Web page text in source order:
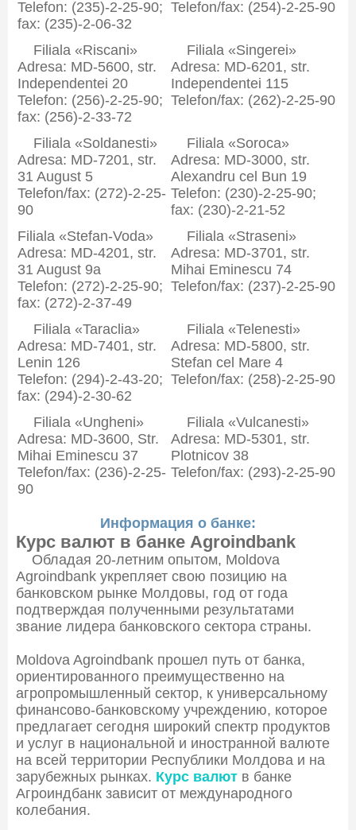
Telefon: (235)-2-25-90;
fax: (235)-2-06-32
Telefon/fax: (254)-2-25-90
Filiala «Riscani»
Adresa: MD-5600, str.
Independentei 20
Telefon: (256)-2-25-90;
fax: (256)-2-33-72
Filiala «Singerei»
Adresa: MD-6201, str.
Independentei 115
Telefon/fax: (262)-2-25-90
Filiala «Soldanesti»
Adresa: MD-7201, str.
31 August 5
Telefon/fax: (272)-2-25-
90
Filiala «Soroca»
Adresa: MD-3000, str.
Alexandru cel Bun 19
Telefon: (230)-2-25-90;
fax: (230)-2-21-52
Filiala «Stefan-Voda»
Adresa: MD-4201, str.
31 August 9a
Telefon: (272)-2-25-90;
fax: (272)-2-37-49
Filiala «Straseni»
Adresa: MD-3701, str.
Mihai Eminescu 74
Telefon/fax: (237)-2-25-90
Filiala «Taraclia»
Adresa: MD-7401, str.
Lenin 126
Telefon: (294)-2-43-20;
fax: (294)-2-30-62
Filiala «Telenesti»
Adresa: MD-5800, str.
Stefan cel Mare 4
Telefon/fax: (258)-2-25-90
Filiala «Ungheni»
Adresa: MD-3600, Str.
Mihai Eminescu 37
Telefon/fax: (236)-2-25-
90
Filiala «Vulcanesti»
Adresa: MD-5301, str.
Plotnicov 38
Telefon/fax: (293)-2-25-90
Информация о банке:
Курс валют в банке Agroindbank
Обладая 20-летним опытом, Moldova
Agroindbank укрепляет свою позицию на
банковском рынке Молдовы, год от года
подтверждая полученными результатами
звание лидера банковского сектора страны.
Moldova Agroindbank прошел путь от банка,
ориентированного преимущественно на
агропромышленный сектор, к универсальному
финансово-банковскому учреждению, которое
предлагает сегодня широкий спектр продуктов
и услуг в национальной и иностранной валюте
на всей территории Республики Молдова и на
зарубежных рынках. Курс валют в банке
Агроиндбанк зависит от международного
колебания.